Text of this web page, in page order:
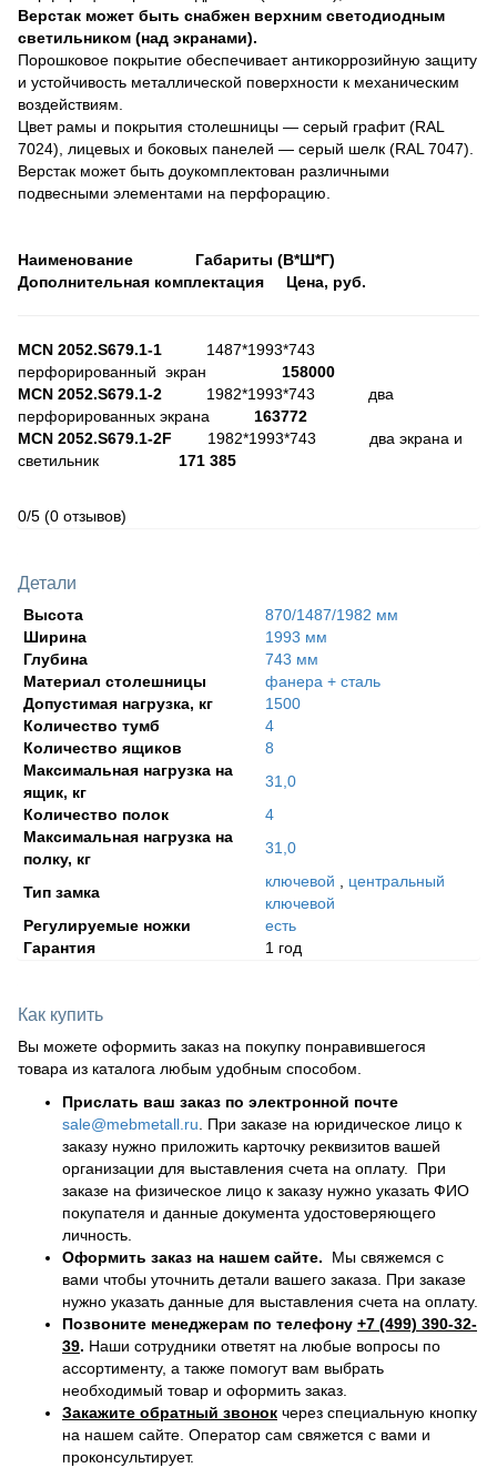
Верстак может быть снабжен верхним светодиодным
светильником (над экранами).
Порошковое покрытие обеспечивает антикоррозийную защиту
и устойчивость металлической поверхности к механическим
воздействиям.
Цвет рамы и покрытия столешницы — серый графит (RAL
7024), лицевых и боковых панелей — серый шелк (RAL 7047).
Верстак может быть доукомплектован различными
подвесными элементами на перфорацию.
Наименование Габариты (В*Ш*Г)
Дополнительная комплектация Цена, руб.
MCN 2052.S679.1-1 1487*1993*743
перфорированный экран 158000
MCN 2052.S679.1-2 1982*1993*743 два
перфорированных экрана 163772
MCN 2052.S679.1-2F
1982*1993*743 два экрана и
светильник 171 385
0/5 (0 отзывов)
Детали
Высота
870/1487/1982 мм
Ширина
1993 мм
Глубина
743 мм
Материал столешницы
фанера + сталь
Допустимая нагрузка, кг
1500
Количество тумб
4
Количество ящиков
8
Максимальная нагрузка на
ящик, кг
31,0
Количество полок
4
Максимальная нагрузка на
полку, кг
31,0
Тип замка
ключевой
центральный
ключевой
Регулируемые ножки
есть
Гарантия
1 год
Как купить
Вы можете оформить заказ на покупку понравившегося
товара из каталога любым удобным способом.
Прислать ваш заказ по электронной почте
sale@mebmetall.ru . При заказе на юридическое лицо к
заказу нужно приложить карточку реквизитов вашей
организации для выставления счета на оплату. При
заказе на физическое лицо к заказу нужно указать ФИО
покупателя и данные документа удостоверяющего
личность.
Оформить заказ на нашем сайте. Мы свяжемся с
вами чтобы уточнить детали вашего заказа. При заказе
нужно указать данные для выставления счета на оплату.
Позвоните менеджерам по телефону +7 (499) 390-32-
39. Наши сотрудники ответят на любые вопросы по
ассортименту, а также помогут вам выбрать
необходимый товар и оформить заказ.
Закажите обратный звонок через специальную кнопку
на нашем сайте. Оператор сам свяжется с вами и
проконсультирует.